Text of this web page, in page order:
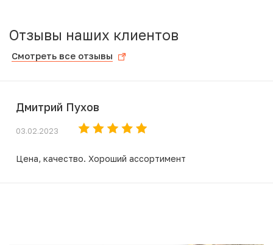
Отзывы наших клиентов
Смотреть все отзывы
Дмитрий Пухов
03.02.2023
Цена, качество. Хороший ассортимент